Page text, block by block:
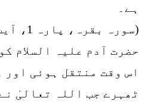
ہے۔
(سورہ بقرہ، پارہ 1، آیت 30)
حضرت آدم علیہ السلام
اس وقت منتقل ہوئی اور
ٹھہرے جب اللہ تعالیٰ